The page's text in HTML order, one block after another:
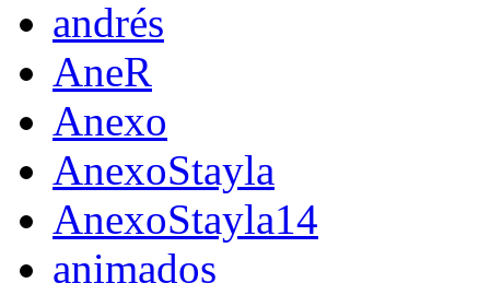
andrés
AneR
Anexo
AnexoStayla
AnexoStayla14
animados